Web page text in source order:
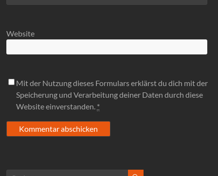
Website
Mit der Nutzung dieses Formulars erklärst du dich mit der
Speicherung und Verarbeitung deiner Daten durch diese
Website einverstanden. *